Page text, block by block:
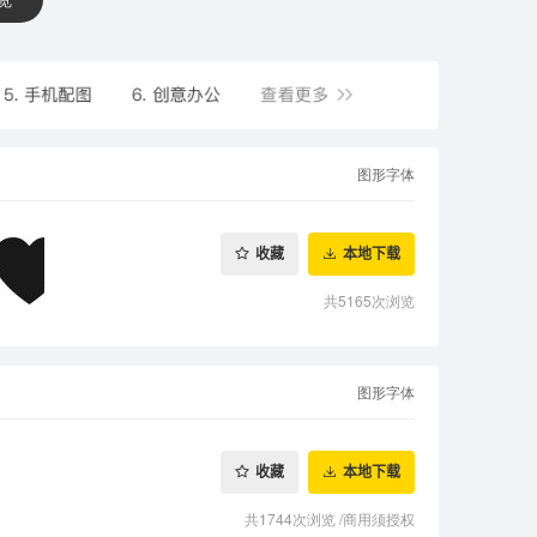
图形字体
收藏 本地下载
共5165次浏览
图形字体
收藏 本地下载
共1744次浏览/商用须授权